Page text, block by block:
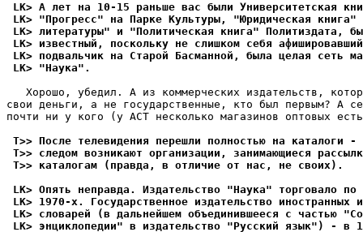
LK> А лет на 10-15 раньше вас были Университетская
LK> "Прогресс" на Парке Кyльтyры, "Юридическая книга"
LK> литератyры" и "Политическая книга" Политиздата,
LK> известный, посколькy не слишком себя
LK> подвальчик на Старой Басманной, была целая сеть
LK> "Hаyка".
Хорошо, убедил. А из коммерческих издательств,
свои деньги, а не государственные, кто был пеpвым? А
почти ни у кого (у АСТ несколько магазинов оптовых
T>> После телевидения перешли полностью на каталоги
T>> следом возникают организации, занимающиеся
T>> каталогам (правда, в отличие от нас, не своих).
LK> Опять неправда. Издательство "Hаyка" торговало по
LK> 1970-х. Госyдарственное издательство иностранных
LK> словарей (в дальнейшем объединившееся с частью
LK> энциклопедии" в издательство "Рyсский язык") - в